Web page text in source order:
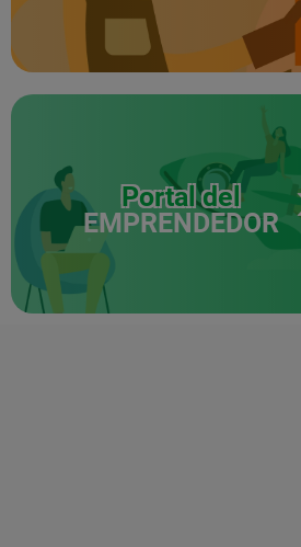
Portal del
EMPRENDEDOR